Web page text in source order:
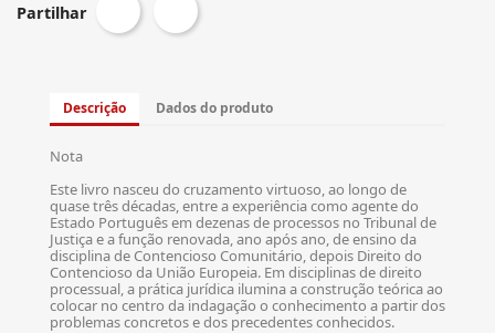
Partilhar
Descrição Dados do produto
Nota
Este livro nasceu do cruzamento virtuoso, ao longo de
quase três décadas, entre a experiência como agente do
Estado Português em dezenas de processos no Tribunal de
Justiça e a função renovada, ano após ano, de ensino da
disciplina de Contencioso Comunitário, depois Direito do
Contencioso da União Europeia. Em disciplinas de direito
processual, a prática jurídica ilumina a construção teórica ao
colocar no centro da indagação o conhecimento a partir dos
problemas concretos e dos precedentes conhecidos.